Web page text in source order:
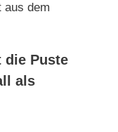
aus dem
die Puste
als